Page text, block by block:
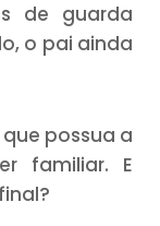
de guarda
o pai ainda
possua a
familiar. E